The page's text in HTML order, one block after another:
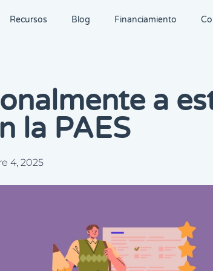
Recursos Blog Financiamiento
a
la PAES
4, 2025